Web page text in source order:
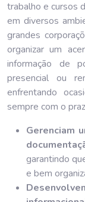
trabalho e cursos
em diversos
grandes
organizar um
informação de
presencial ou
enfrentando
sempre com o
Gerenciam
garantindo
e bem